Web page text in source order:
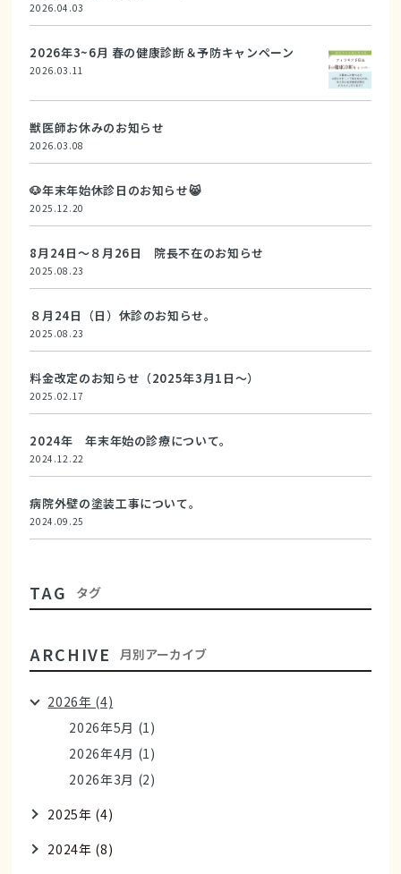
2026.04.03
2026年3~6月 春の健康診断＆予防キャンペーン
2026.03.11
獣医師お休みのお知らせ
2026.03.08
🐶年末年始休診日のお知らせ😸
2025.12.20
8月24日～８月26日 院長不在のお知らせ
2025.08.23
８月24日（日）休診のお知らせ。
2025.08.23
料金改定のお知らせ（2025年3月1日～）
2025.02.17
2024年 年末年始の診療について。
2024.12.22
病院外壁の塗装工事について。
2024.09.25
TAG タグ
ARCHIVE 月別アーカイブ
2026年 (4)
2026年5月 (1)
2026年4月 (1)
2026年3月 (2)
2025年 (4)
2024年 (8)